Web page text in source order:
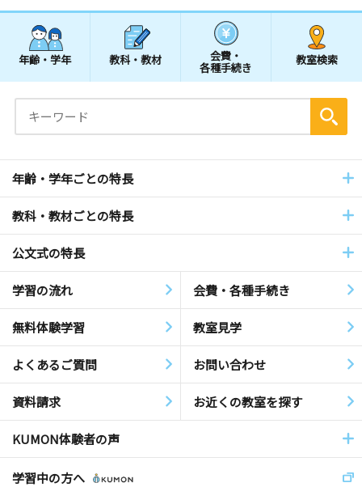
年齢・学年 教科・教材 会費・
各種手続き
教室検索
年齢・学年ごとの特長
教科・教材ごとの特長
公文式の特長
学習の流れ 会費・各種手続き
無料体験学習 教室見学
よくあるご質問 お問い合わせ
資料請求 お近くの教室を探す
KUMON体験者の声
学習中の方へ